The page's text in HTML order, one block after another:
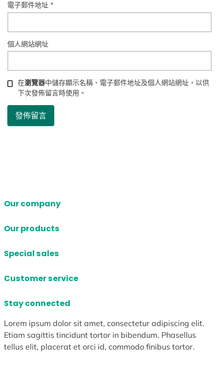
電子郵件地址*
個人網站網址
在瀏覽器中儲存顯示名稱、電子郵件地址及個人網站網址，以供
下次發佈留言時使用。
Our company
Our products
Special sales
Customer service
Stay connected
Lorem ipsum dolor sit amet, consectetur adipiscing elit.
Etiam sagittis tincidunt tortor in bibendum. Phasellus
tellus elit, placerat et orci id, commodo finibus tortor.